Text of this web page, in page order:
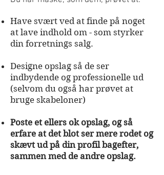
Have svært ved at finde på noget
at lave indhold om - som styrker
din forretnings salg.
Designe opslag så de ser
indbydende og professionelle ud
(selvom du også har prøvet at
bruge skabeloner)
Poste et ellers ok opslag, og så
erfare at det blot ser mere rodet og
skævt ud på din profil bagefter,
sammen med de andre opslag.